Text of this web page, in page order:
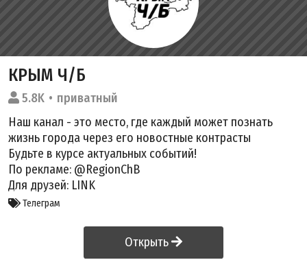
КРЫМ Ч/Б
5.8K
приватный
Наш канал - это место, где каждый может познать
жизнь города через его новостные контрасты
Будьте в курсе актуальных событий!
По рекламе: @RegionChB
Для друзей: LINK
Телеграм
Открыть